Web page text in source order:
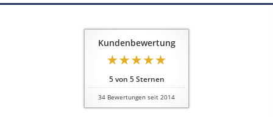
Kundenbewertung
5von 5Sternen
34 Bewertungen seit 2014